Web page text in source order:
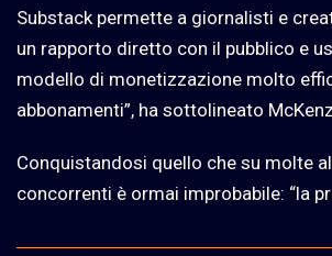
Substack permette a giornalisti e
un rapporto diretto con il pubblico e
modello di monetizzazione molto
abbonamenti”, ha sottolineato
Conquistandosi quello che su molte
concorrenti è ormai improbabile: “la